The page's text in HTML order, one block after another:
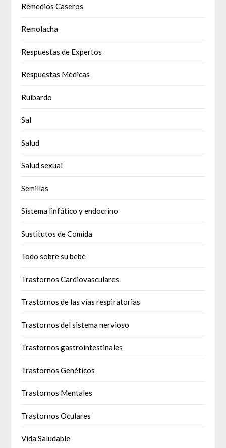
Remedios Caseros
Remolacha
Respuestas de Expertos
Respuestas Médicas
Ruibardo
Sal
Salud
Salud sexual
Semillas
Sistema linfático y endocrino
Sustitutos de Comida
Todo sobre su bebé
Trastornos Cardiovasculares
Trastornos de las vías respiratorias
Trastornos del sistema nervioso
Trastornos gastrointestinales
Trastornos Genéticos
Trastornos Mentales
Trastornos Oculares
Vida Saludable